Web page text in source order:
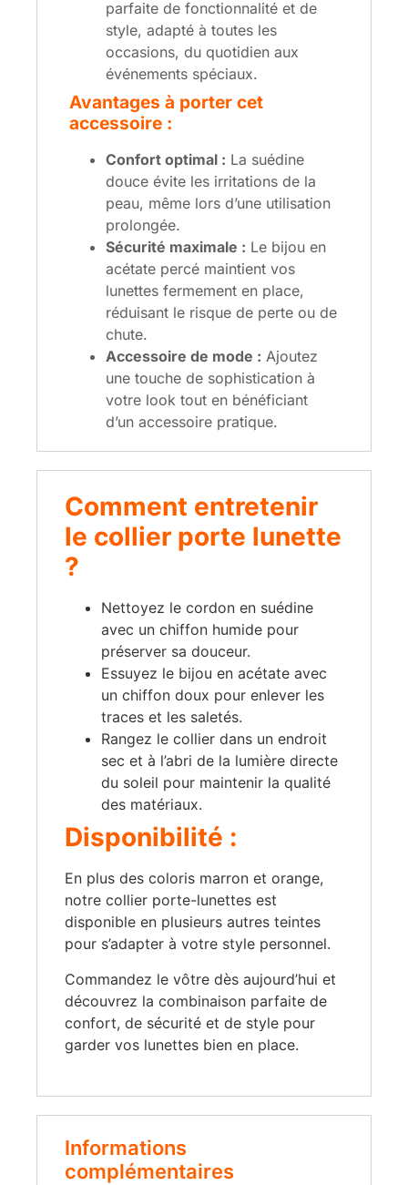
parfaite de fonctionnalité et de
style, adapté à toutes les
occasions, du quotidien aux
événements spéciaux.
Avantages à porter cet
accessoire :
Confort optimal : La suédine
douce évite les irritations de la
peau, même lors d’une utilisation
prolongée.
Sécurité maximale : Le bijou en
acétate percé maintient vos
lunettes fermement en place,
réduisant le risque de perte ou de
chute.
Accessoire de mode : Ajoutez
une touche de sophistication à
votre look tout en bénéficiant
d’un accessoire pratique.
Comment entretenir
le collier porte lunette
?
Nettoyez le cordon en suédine
avec un chiffon humide pour
préserver sa douceur.
Essuyez le bijou en acétate avec
un chiffon doux pour enlever les
traces et les saletés.
Rangez le collier dans un endroit
sec et à l’abri de la lumière directe
du soleil pour maintenir la qualité
des matériaux.
Disponibilité :
En plus des coloris marron et orange,
notre collier porte-lunettes est
disponible en plusieurs autres teintes
pour s’adapter à votre style personnel.
Commandez le vôtre dès aujourd’hui et
découvrez la combinaison parfaite de
confort, de sécurité et de style pour
garder vos lunettes bien en place.
Informations
complémentaires